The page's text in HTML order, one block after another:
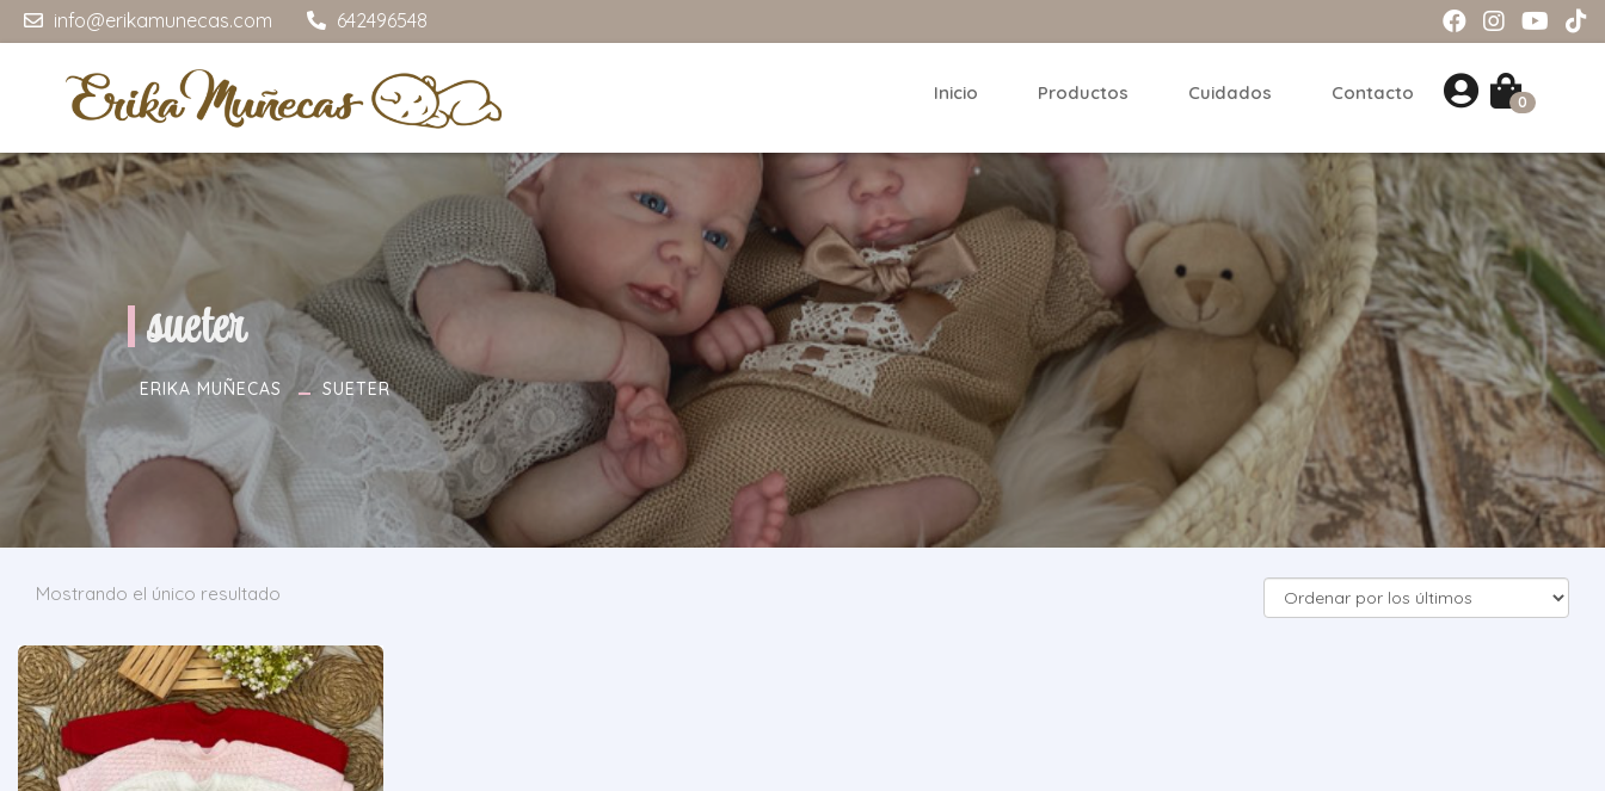
info@erikamunecas.com 642496548
0
Inicio Productos Cuidados Contacto
sueter
ERIKA MUÑECAS SUETER
Mostrando el único resultado